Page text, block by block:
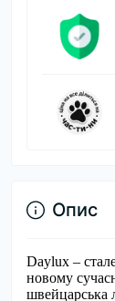
Опис
Daylux –
новому
швейцарська